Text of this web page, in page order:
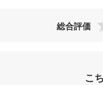
総合評価
こ